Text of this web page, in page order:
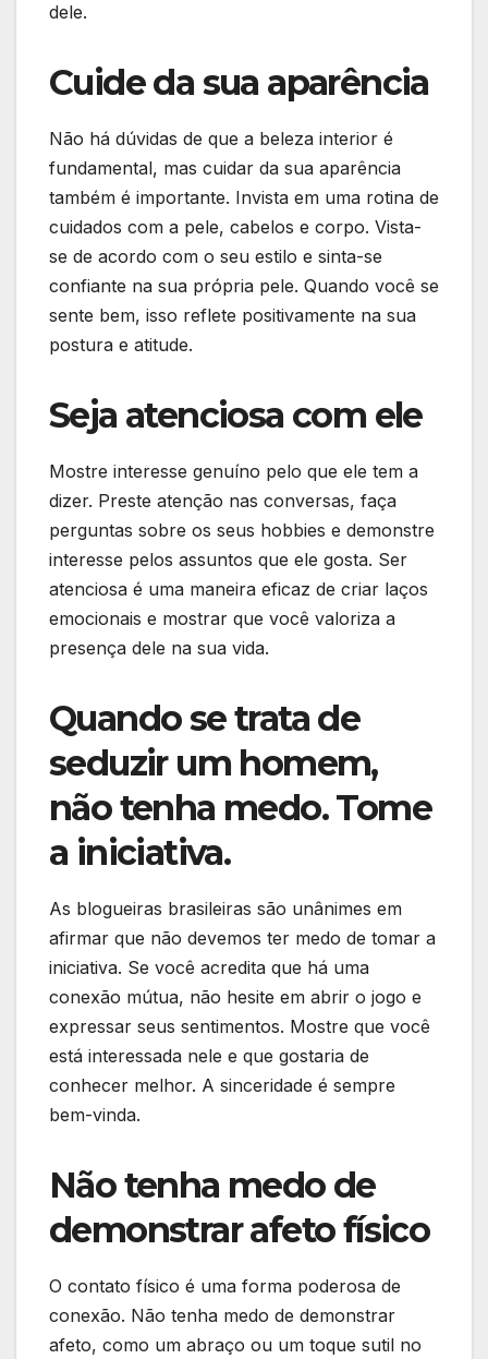
dele.
Cuide da sua aparência
Não há dúvidas de que a beleza interior é
fundamental, mas cuidar da sua aparência
também é importante. Invista em uma rotina de
cuidados com a pele, cabelos e corpo. Vista-
se de acordo com o seu estilo e sinta-se
confiante na sua própria pele. Quando você se
sente bem, isso reflete positivamente na sua
postura e atitude.
Seja atenciosa com ele
Mostre interesse genuíno pelo que ele tem a
dizer. Preste atenção nas conversas, faça
perguntas sobre os seus hobbies e demonstre
interesse pelos assuntos que ele gosta. Ser
atenciosa é uma maneira eficaz de criar laços
emocionais e mostrar que você valoriza a
presença dele na sua vida.
Quando se trata de
seduzir um homem,
não tenha medo. Tome
a iniciativa.
As blogueiras brasileiras são unânimes em
afirmar que não devemos ter medo de tomar a
iniciativa. Se você acredita que há uma
conexão mútua, não hesite em abrir o jogo e
expressar seus sentimentos. Mostre que você
está interessada nele e que gostaria de
conhecer melhor. A sinceridade é sempre
bem-vinda.
Não tenha medo de
demonstrar afeto físico
O contato físico é uma forma poderosa de
conexão. Não tenha medo de demonstrar
afeto, como um abraço ou um toque sutil no